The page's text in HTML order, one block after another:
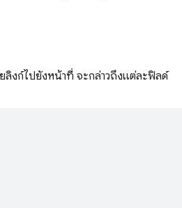
งก์ไปยังหน้าที่ จะกล่าวถึงแต่ละฟิลด์